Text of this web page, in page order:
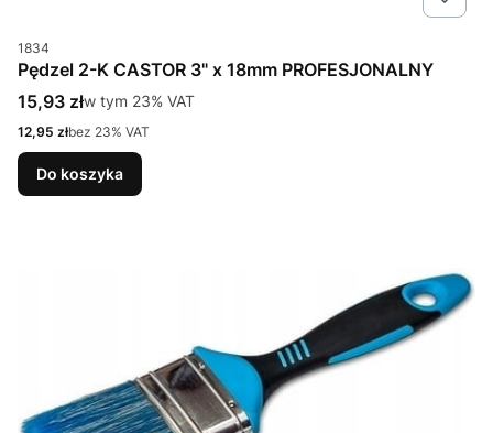
Kod produktu
1834
Pędzel 2-K CASTOR 3" x 18mm PROFESJONALNY
Cena brutto
15,93 złw tym %s VAT
w tym 23% VAT
Cena netto
12,95 złbez 23% VAT
Do koszyka